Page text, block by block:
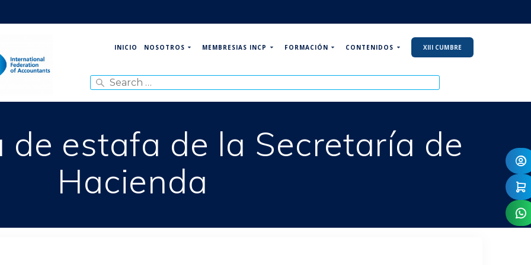
INICIO NOSOTROS MEMBRESIAS INCP FORMACIÓN CONTENIDOS XIII CUMBRE
for:
de estafa de la Secretaría de
Hacienda